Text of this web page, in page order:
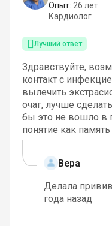
Опыт: 26 лет
Кардиолог
Лучший ответ
Здравствуйте,
контакт с
вылечить
очаг, лучше
бы это не вошло в
понятие как
Вера
Делала
года назад